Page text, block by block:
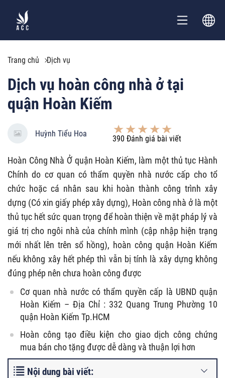
Trang chủ Dịch vụ
Dịch vụ hoàn công nhà ở tại
quận Hoàn Kiếm
Huỳnh Tiểu Hoa
390 Đánh giá bài viết
Hoàn Công Nhà Ở quận Hoàn Kiếm, làm một thủ tục Hành
Chính do cơ quan có thẩm quyền nhà nước cấp cho tổ
chức hoặc cá nhân sau khi hoàn thành công trình xây
dựng (Có xin giấy phép xây dựng), Hoàn công nhà ở là một
thủ tục hết sức quan trọng để hoàn thiện về mặt pháp lý và
giá trị cho ngôi nhà của chính mình (cập nhập hiện trạng
mới nhất lên trên sổ hồng), hoàn công quận Hoàn Kiếm
nếu không xây hết phép thì vẫn bị tính là xây dựng không
đúng phép nên chưa hoàn công được
Cơ quan nhà nước có thẩm quyền cấp là UBND quận
Hoàn Kiếm – Địa Chỉ : 332 Quang Trung Phường 10
quận Hoàn Kiếm Tp.HCM
Hoàn công tạo điều kiện cho giao dịch công chứng
mua bán cho tặng được dễ dàng và thuận lợi hơn
Nội dung bài viết: